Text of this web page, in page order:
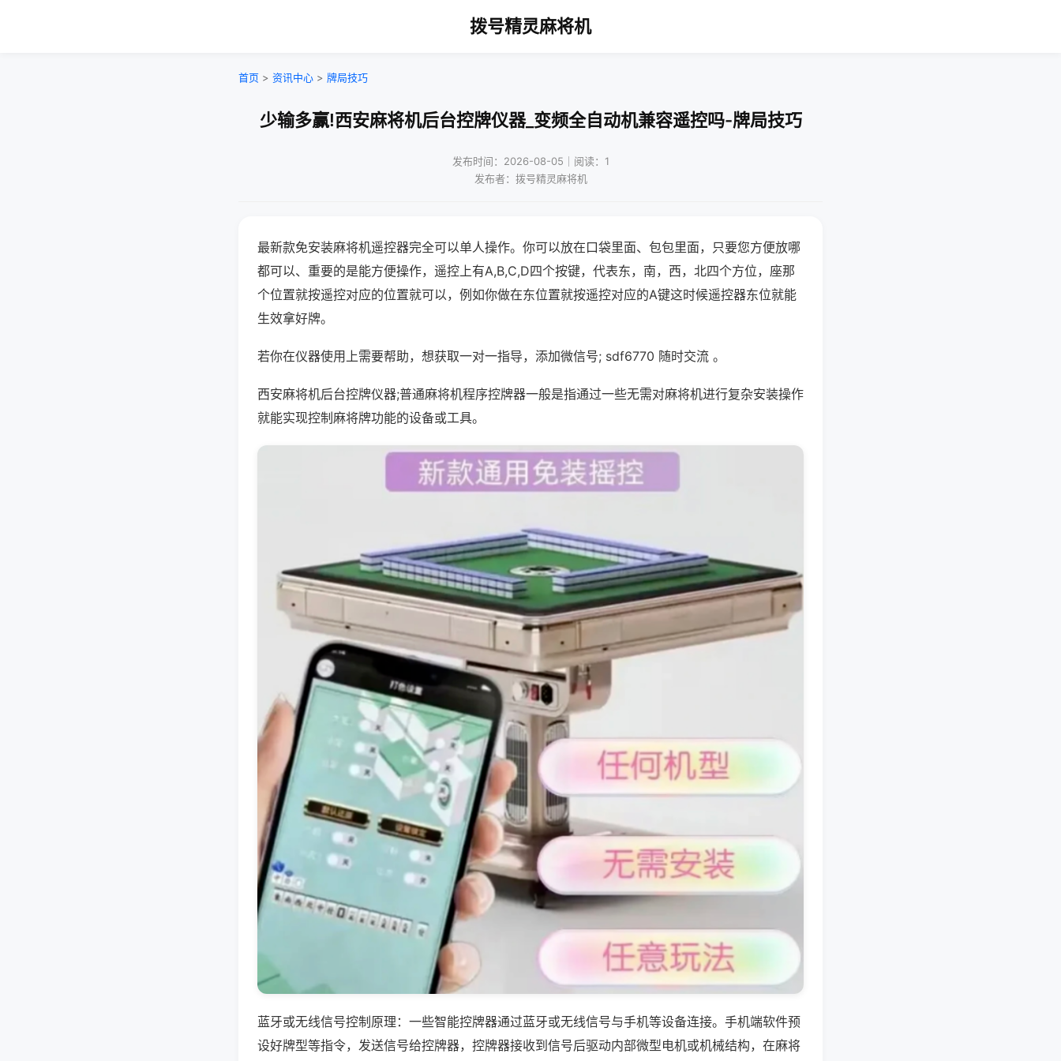
拨号精灵麻将机
首页 > 资讯中心 > 牌局技巧
少输多赢!西安麻将机后台控牌仪器_变频全自动机兼容遥控吗-牌局技巧
发布时间：2026-08-05｜阅读：1
发布者：拨号精灵麻将机
最新款免安装麻将机遥控器完全可以单人操作。你可以放在口袋里面、包包里面，只要您方便放哪
都可以、重要的是能方便操作，遥控上有A,B,C,D四个按键，代表东，南，西，北四个方位，座那
个位置就按遥控对应的位置就可以，例如你做在东位置就按遥控对应的A键这时候遥控器东位就能
生效拿好牌。
若你在仪器使用上需要帮助，想获取一对一指导，添加微信号; sdf6770 随时交流 。
西安麻将机后台控牌仪器;普通麻将机程序控牌器一般是指通过一些无需对麻将机进行复杂安装操作
就能实现控制麻将牌功能的设备或工具。
蓝牙或无线信号控制原理：一些智能控牌器通过蓝牙或无线信号与手机等设备连接。手机端软件预
设好牌型等指令，发送信号给控牌器，控牌器接收到信号后驱动内部微型电机或机械结构，在麻将